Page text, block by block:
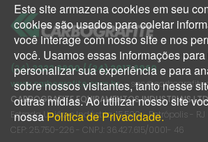
Este site armazena cookies em seu
cookies são usados para coletar
você interage com nosso site e nos
você. Usamos essas informações
personalizar sua experiência e para
sobre nossos visitantes, tanto nesse
outras mídias. Ao utilizar nosso site
nossaPolítica de Privacidade.
(24)2222 9900 / (24) 2017 6060
www.carbografite.com.br -
CARBOGRAFITE EQUIPAMENTOS INDUSTRIAIS
Estrada União e Indústria, 15.500 - Petrópolis - RJ
CEP: 25.750-226 - CNPJ: 36.427.615/0001- 46